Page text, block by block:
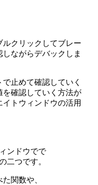
クリックしてブレー
ながらデバックしま
止めて確認していく
を確認していく方法が
トウィンドウの活用
ンドウでで
二つです。
関数や、